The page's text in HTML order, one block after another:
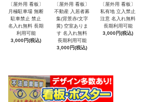
〔屋外用 看板〕
月極駐車場 無断
駐車禁止 禁止
名入れ無料 長期
利用可能
3,000円(税込)
〔屋外用 看板〕
不動産 入居者募
集(背景赤/文字
黄) 空室ありま
す 名入れ無料
長期利用可能
3,000円(税込)
〔屋外用 看板〕
私有地 立入禁止
注意 名入れ無料
長期利用可能
3,000円(税込)